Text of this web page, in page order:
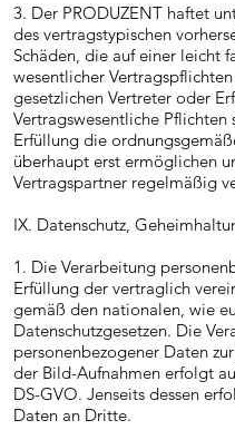
3. Der PRODUZENT haftet
des vertragstypischen
Schäden, die auf einer leicht
wesentlicher
gesetzlichen Vertreter oder
Vertragswesentliche
Erfüllung die
überhaupt erst ermöglichen
Vertragspartner regelmäßig
IX. Datenschutz,
1. Die Verarbeitung
Erfüllung der vertraglich
gemäß den nationalen, wie
Datenschutzgesetzen. Die
personenbezogener Daten
der Bild-Aufnahmen erfolgt
DS-GVO. Jenseits dessen
Daten an Dritte.